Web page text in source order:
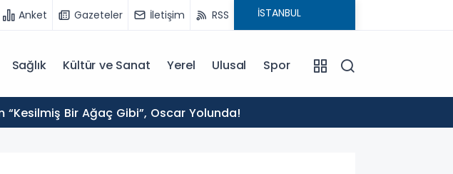
Anket Gazeteler İletişim RSS
Sağlık Kültür ve Sanat Yerel Ulusal Spor
“Kesilmiş Bir Ağaç Gibi”, Oscar Yolunda!